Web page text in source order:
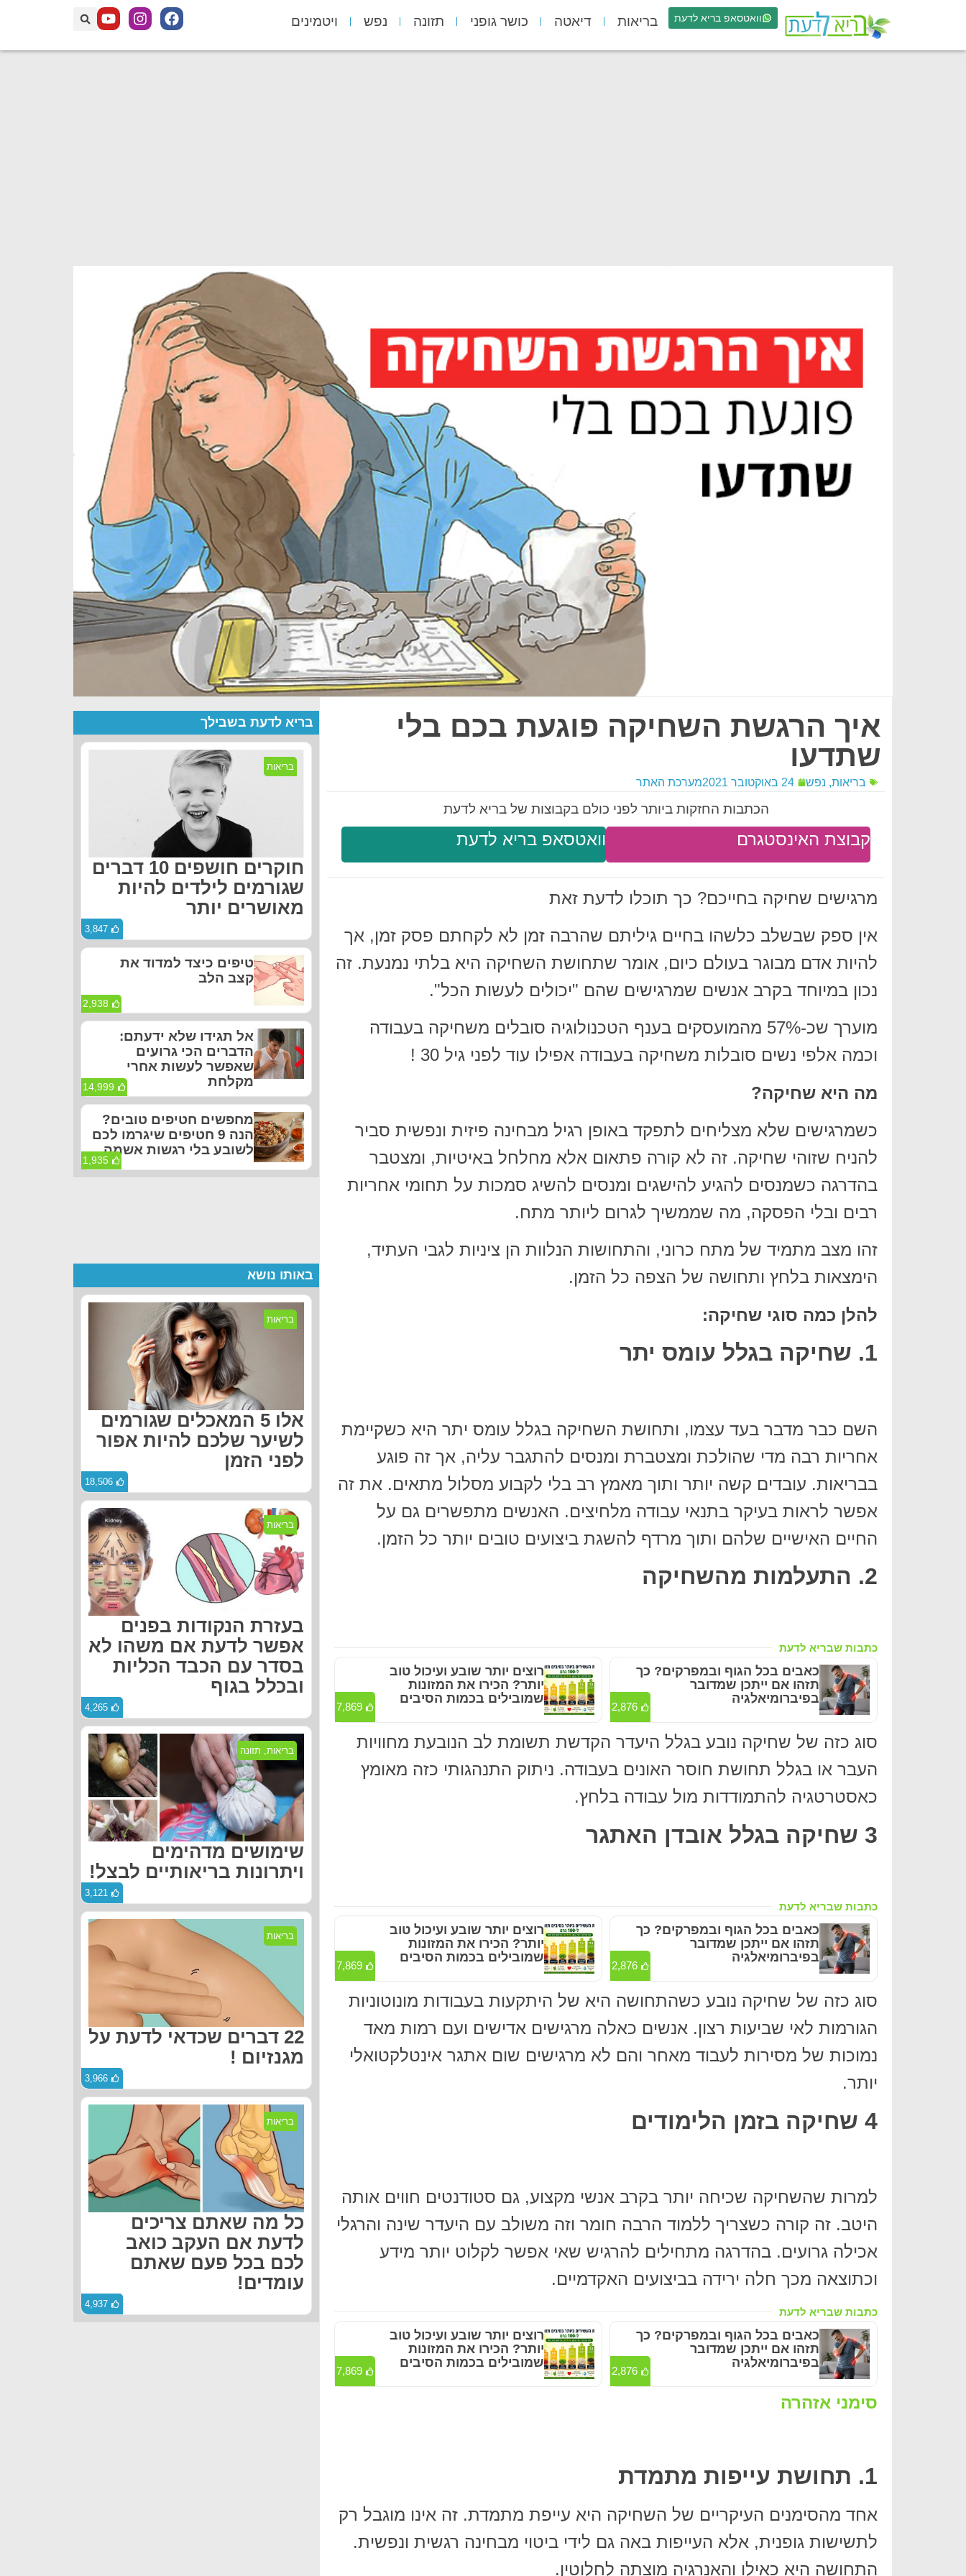
וואטסאפ בריא לדעת בריאות דיאטה כושר גופני תזונה נפש ויטמינים
איך הרגשת השחיקה פוגעת בכם בלי
שתדעו
בריאות, נפש 24 באוקטובר 2021 מערכת האתר
הכתבות החזקות ביותר לפני כולם בקבוצות של בריא לדעת
וואטסאפ בריא לדעת קבוצת האינסטגרם
מרגישים שחיקה בחייכם? כך תוכלו לדעת זאת
אין ספק שבשלב כלשהו בחיים גיליתם שהרבה זמן לא לקחתם פסק זמן, אך
להיות אדם מבוגר בעולם כיום, אומר שתחושת השחיקה היא בלתי נמנעת. זה
נכון במיוחד בקרב אנשים שמרגישים שהם "יכולים לעשות הכל".
מוערך שכ-57% מהמועסקים בענף הטכנולוגיה סובלים משחיקה בעבודה
וכמה אלפי נשים סובלות משחיקה בעבודה אפילו עוד לפני גיל 30 !
מה היא שחיקה?
כשמרגישים שלא מצליחים לתפקד באופן רגיל מבחינה פיזית ונפשית סביר
להניח שזוהי שחיקה. זה לא קורה פתאום אלא מחלחל באיטיות, ומצטבר
בהדרגה כשמנסים להגיע להישגים ומנסים להשיג סמכות על תחומי אחריות
רבים ובלי הפסקה, מה שממשיך לגרום ליותר מתח.
זהו מצב מתמיד של מתח כרוני, והתחושות הנלוות הן ציניות לגבי העתיד,
הימצאות בלחץ ותחושה של הצפה כל הזמן.
להלן כמה סוגי שחיקה:
1. שחיקה בגלל עומס יתר
השם כבר מדבר בעד עצמו, ותחושת השחיקה בגלל עומס יתר היא כשקיימת
אחריות רבה מדי שהולכת ומצטברת ומנסים להתגבר עליה, אך זה פוגע
בבריאות. עובדים קשה יותר ותוך מאמץ רב בלי לקבוע מסלול מתאים. את זה
אפשר לראות בעיקר בתנאי עבודה מלחיצים. האנשים מתפשרים גם על
החיים האישיים שלהם ותוך מרדף להשגת ביצועים טובים יותר כל הזמן.
2. התעלמות מהשחיקה
כתבות שבריא לדעת
כאבים בכל הגוף ובמפרקים? כך
תזהו אם ייתכן שמדובר
בפיברומיאלגיה
2,876
רוצים יותר שובע ועיכול טוב
יותר? הכירו את המזונות
שמובילים בכמות הסיבים
7,869
סוג כזה של שחיקה נובע בגלל היעדר הקדשת תשומת לב הנובעת מחוויות
העבר או בגלל תחושת חוסר האונים בעבודה. ניתוק התנהגותי כזה מאומץ
כאסטרטגיה להתמודדות מול עבודה בלחץ.
3 שחיקה בגלל אובדן האתגר
כתבות שבריא לדעת
כאבים בכל הגוף ובמפרקים? כך
תזהו אם ייתכן שמדובר
בפיברומיאלגיה
2,876
רוצים יותר שובע ועיכול טוב
יותר? הכירו את המזונות
שמובילים בכמות הסיבים
7,869
סוג כזה של שחיקה נובע כשהתחושה היא של היתקעות בעבודות מונוטוניות
הגורמות לאי שביעות רצון. אנשים כאלה מרגישים אדישים ועם רמות מאד
נמוכות של מסירות לעבוד מאחר והם לא מרגישים שום אתגר אינטלקטואלי
יותר.
4 שחיקה בזמן הלימודים
למרות שהשחיקה שכיחה יותר בקרב אנשי מקצוע, גם סטודנטים חווים אותה
היטב. זה קורה כשצריך ללמוד הרבה חומר וזה משולב עם היעדר שינה והרגלי
אכילה גרועים. בהדרגה מתחילים להרגיש שאי אפשר לקלוט יותר מידע
וכתוצאה מכך חלה ירידה בביצועים האקדמיים.
כתבות שבריא לדעת
כאבים בכל הגוף ובמפרקים? כך
תזהו אם ייתכן שמדובר
בפיברומיאלגיה
2,876
רוצים יותר שובע ועיכול טוב
יותר? הכירו את המזונות
שמובילים בכמות הסיבים
7,869
סימני אזהרה
1. תחושת עייפות מתמדת
אחד מהסימנים העיקריים של השחיקה היא עייפת מתמדת. זה אינו מוגבל רק
לתשישות גופנית, אלא העייפות באה גם לידי ביטוי מבחינה רגשית ונפשית.
התחושה היא כאילו והאנרגיה מוצתה לחלוטין.
בריא לדעת בשבילך
בריאות
חוקרים חושפים 10 דברים
שגורמים לילדים להיות
מאושרים יותר
3,847
טיפים כיצד למדוד את
קצב הלב
2,938
אל תגידו שלא ידעתם:
הדברים הכי גרועים
שאפשר לעשות אחרי
מקלחת
14,999
מחפשים חטיפים טובים?
הנה 9 חטיפים שיגרמו לכם
לשובע בלי רגשות אשמה
1,935
באותו נושא
בריאות
אלו 5 המאכלים שגורמים
לשיער שלכם להיות אפור
לפני הזמן
18,506
בריאות
בעזרת הנקודות בפנים
אפשר לדעת אם משהו לא
בסדר עם הכבד הכליות
ובכלל בגוף
4,265
בריאות תזונה
שימושים מדהימים
ויתרונות בריאותיים לבצל!
3,121
בריאות
22 דברים שכדאי לדעת על
מגנזיום !
3,966
בריאות
כל מה שאתם צריכים
לדעת אם העקב כואב
לכם בכל פעם שאתם
עומדים!
4,937